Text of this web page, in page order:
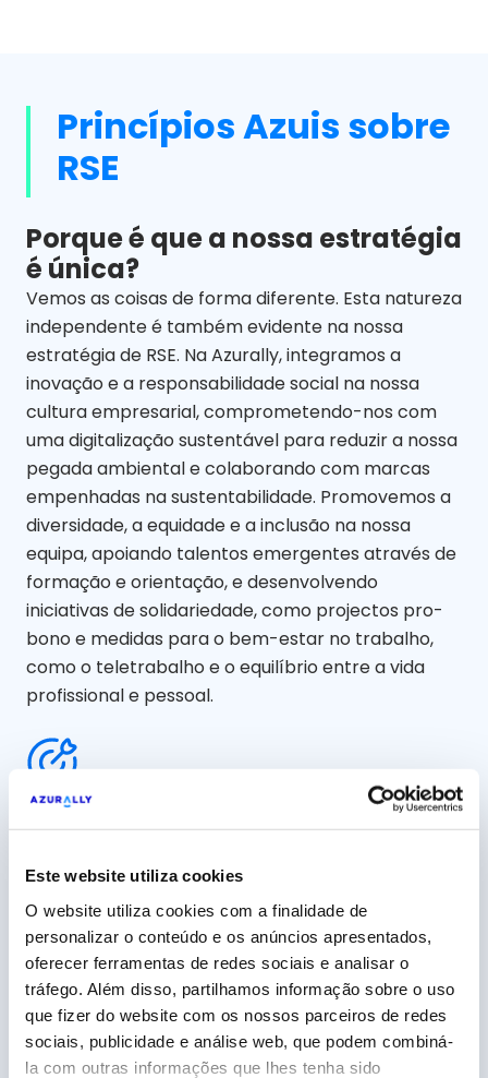
Este website utiliza cookies
O website utiliza cookies com a finalidade de
personalizar o conteúdo e os anúncios apresentados,
oferecer ferramentas de redes sociais e analisar o
tráfego. Além disso, partilhamos informação sobre o uso
que fizer do website com os nossos parceiros de redes
sociais, publicidade e análise web, que podem combiná-
la com outras informações que lhes tenha sido
Princípios Azuis sobre
RSE
Porque é que a nossa estratégia
é única?
Vemos as coisas de forma diferente. Esta natureza
independente é também evidente na nossa
estratégia de RSE. Na Azurally, integramos a
inovação e a responsabilidade social na nossa
cultura empresarial, comprometendo-nos com
uma digitalização sustentável para reduzir a nossa
pegada ambiental e colaborando com marcas
empenhadas na sustentabilidade. Promovemos a
diversidade, a equidade e a inclusão na nossa
equipa, apoiando talentos emergentes através de
formação e orientação, e desenvolvendo
iniciativas de solidariedade, como projectos pro-
bono e medidas para o bem-estar no trabalho,
como o teletrabalho e o equilíbrio entre a vida
profissional e pessoal.
Concentra-te no que é importante
concentrarmo-nos nas questões que têm maior
impacto nas nossas partes interessadas e na
nossa atividade.
De todos, para tudo
Todas as equipas, em todos os países onde